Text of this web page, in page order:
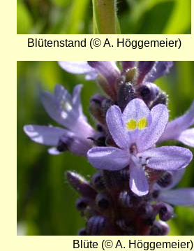
Blütenstand (© A. Höggemeier)
Bild
Blüte (© A. Höggemeier)